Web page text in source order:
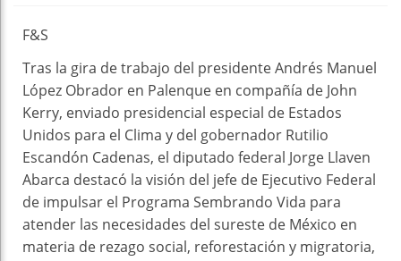
F&S
Tras la gira de trabajo del presidente Andrés Manuel
López Obrador en Palenque en compañía de John
Kerry, enviado presidencial especial de Estados
Unidos para el Clima y del gobernador Rutilio
Escandón Cadenas, el diputado federal Jorge Llaven
Abarca destacó la visión del jefe de Ejecutivo Federal
de impulsar el Programa Sembrando Vida para
atender las necesidades del sureste de México en
materia de rezago social, reforestación y migratoria,